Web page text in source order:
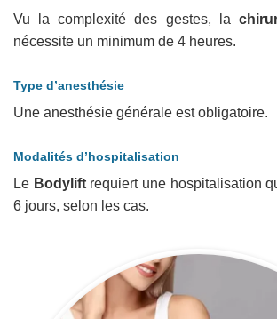
Vu la complexité des gestes, la
nécessite un minimum de 4 heures.
Type d’anesthésie
Une anesthésie générale est obligatoire.
Modalités d’hospitalisation
Le Bodyliftrequiert une hospitalisation
6 jours, selon les cas.